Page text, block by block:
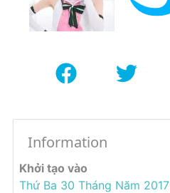
Information
Khởi tạo vào
Thứ Ba 30 Tháng Năm 2017